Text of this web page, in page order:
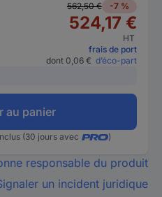
562,50 €
-7 %
524,17 €
HT
frais de port
dont 0,06 € d’éco-part
au panier
(30 jours avec )
responsable du produit
un incident juridique